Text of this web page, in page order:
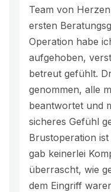
Team von
ersten
Operation habe
aufgehoben,
betreut gefühlt.
genommen, alle
beantwortet und
sicheres Gefühl
Brustoperation
gab keinerlei
überrascht, wie
dem Eingriff